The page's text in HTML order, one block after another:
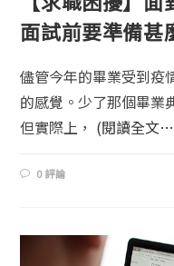
面試前要準備甚
儘管今年的畢業受到疫
的感覺。少了那個畢業
但實際上， (閱讀全文
0 評論